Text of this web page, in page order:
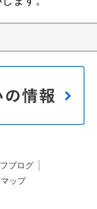
ブログ
ップ